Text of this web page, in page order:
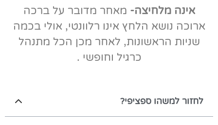
אינה מלחיצה- מאחר מדובר על ברכה
ארוכה נושא הלחץ אינו רלוונטי, אולי בכמה
שניות הראשונות, לאחר מכן הכל מתנהל
כרגיל וחופשי .
לחזור למשהו ספציפי?